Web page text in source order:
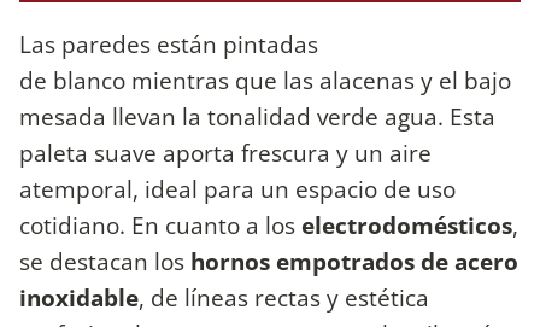
Las paredes están pintadas
de blanco mientras que las alacenas y el bajo
mesada llevan la tonalidad verde agua. Esta
paleta suave aporta frescura y un aire
atemporal, ideal para un espacio de uso
cotidiano. En cuanto a los electrodomésticos,
se destacan los hornos empotrados de acero
inoxidable, de líneas rectas y estética